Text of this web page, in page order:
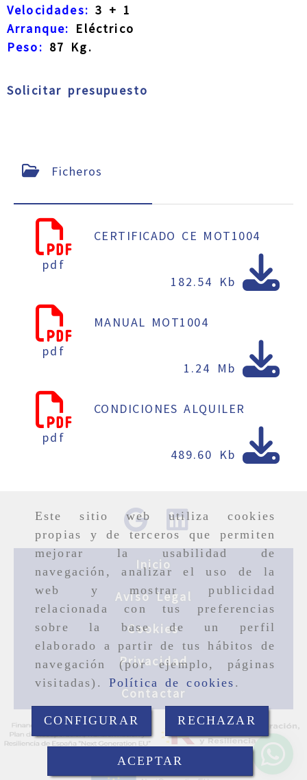
Este sitio web utiliza cookies
propias y de terceros que permiten
mejorar la usabilidad de
navegación, analizar el uso de la
web y mostrar publicidad
relacionada con tus preferencias
sobre la base de un perfil
elaborado a partir de tus hábitos de
navegación (por ejemplo, páginas
visitadas). Política de cookies .
CONFIGURAR RECHAZAR
ACEPTAR
Velocidades: 3 + 1
Arranque: Eléctrico
Peso: 87 Kg.
Solicitar presupuesto
Ficheros
pdf
CERTIFICADO CE MOT1004
182.54 Kb
pdf
MANUAL MOT1004
1.24 Mb
pdf
CONDICIONES ALQUILER
489.60 Kb
Inicio
Aviso Legal
Cookies
Privacidad
Contactar